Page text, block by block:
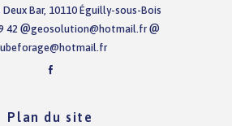
Deux Bar, 10110 Éguilly-sous-Bois
42
geosolution@hotmail.fr
Plan du site